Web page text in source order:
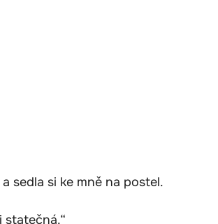
sedla si ke mně na postel.
statečná.“